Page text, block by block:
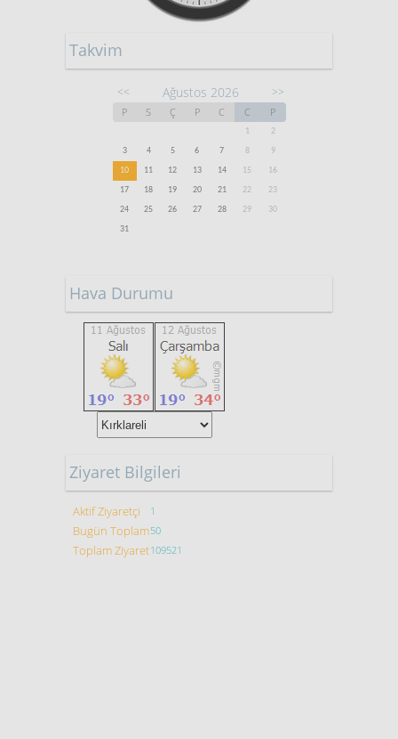
Takvim
<< Ağustos 2026 >>
P S Ç P C C P
1
2
3
4 5 6 7 8
9
10
11 12 13 14 15
16
17
18 19 20 21 22
23
24
25 26 27 28 29
30
31
Hava Durumu
Ziyaret Bilgileri
Aktif Ziyaretçi 1
Bugün Toplam50
Toplam Ziyaret109521